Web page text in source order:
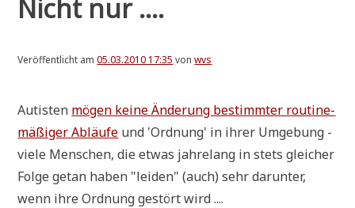
Nicht nur ....
Veröffentlicht am05.03.2010 17:35 vonwvs
Auti­sten mögen kei­ne Ände­rung bestimm­ter rou­ti­ne­
mä­ßi­ger Abläu­fe und 'Ord­nung' in ihrer Umge­bung -
vie­le Men­schen, die etwas jah­re­lang in stets glei­cher
Fol­ge getan haben "lei­den" (auch) sehr dar­un­ter,
wenn ihre Ord­nung gestört wird ....